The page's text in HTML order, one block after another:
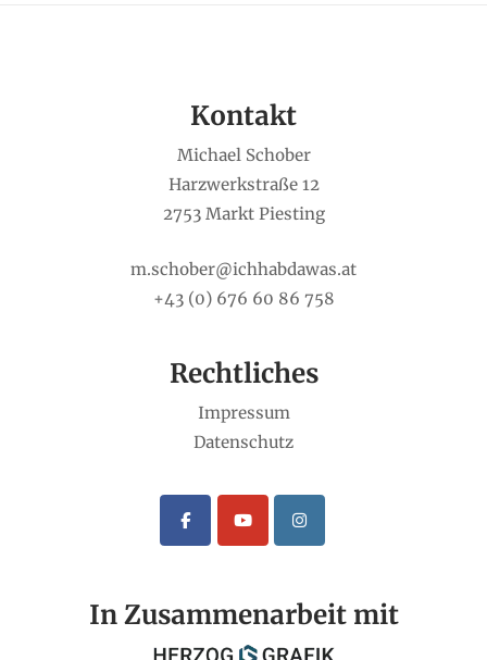
Kontakt
Michael Schober
Harzwerkstraße 12
2753 Markt Piesting
m.schober@ichhabdawas.at
+43 (0) 676 60 86 758
Rechtliches
Impressum
Datenschutz
In Zusammenarbeit mit